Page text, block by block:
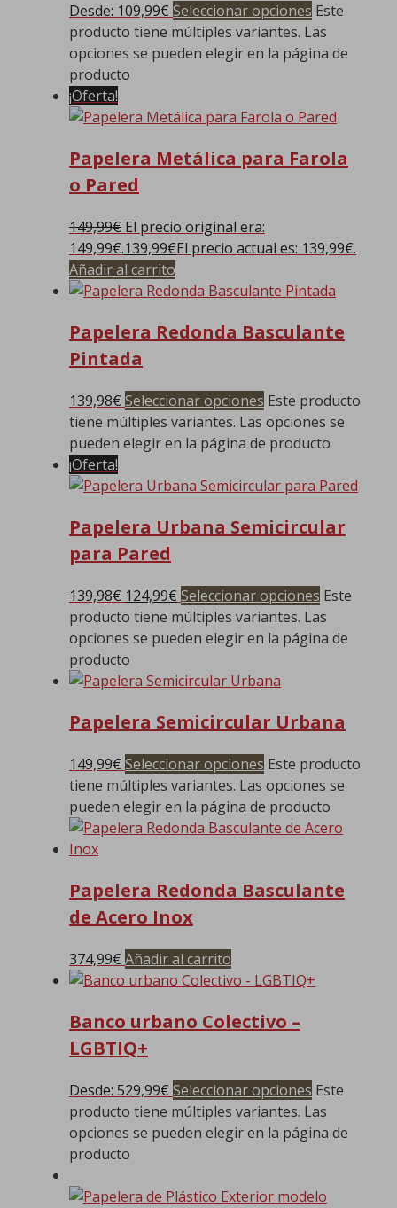
Desde: 109,99€ Seleccionar opciones Este
producto tiene múltiples variantes. Las
opciones se pueden elegir en la página de
producto
¡Oferta!
Papelera Metálica para Farola
o Pared
149,99€ El precio original era:
149,99€.139,99€El precio actual es: 139,99€.
Añadir al carrito
Papelera Redonda Basculante
Pintada
139,98€ Seleccionar opciones Este producto
tiene múltiples variantes. Las opciones se
pueden elegir en la página de producto
¡Oferta!
Papelera Urbana Semicircular
para Pared
139,98€ 124,99€ Seleccionar opciones Este
producto tiene múltiples variantes. Las
opciones se pueden elegir en la página de
producto
Papelera Semicircular Urbana
149,99€ Seleccionar opciones Este producto
tiene múltiples variantes. Las opciones se
pueden elegir en la página de producto
Papelera Redonda Basculante
de Acero Inox
374,99€ Añadir al carrito
Banco urbano Colectivo –
LGBTIQ+
Desde: 529,99€ Seleccionar opciones Este
producto tiene múltiples variantes. Las
opciones se pueden elegir en la página de
producto